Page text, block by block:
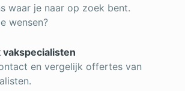
waar je naar op zoek bent.
wensen?
vakspecialisten
en vergelijk offertes van